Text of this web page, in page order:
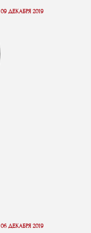
09 ДЕКАБРЯ 2019
06 ДЕКАБРЯ 2019